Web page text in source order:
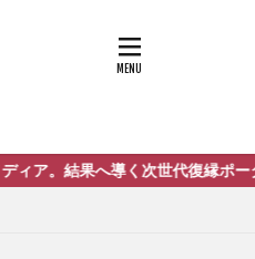
復縁ポータルサイト「復縁love